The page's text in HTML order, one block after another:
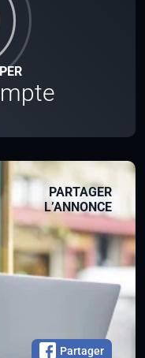
PARTAGER
L’ANNONCE
Partager